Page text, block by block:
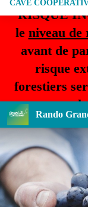
RISQUE
le niveau de
avant de
risque
forestiers
Rando
CAVE